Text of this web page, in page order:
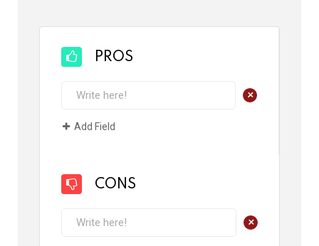
PROS
+
Add Field
CONS
+